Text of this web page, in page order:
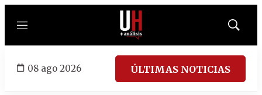
Menú
Mostrar
08 ago 2026 ÚLTIMAS NOTICIAS